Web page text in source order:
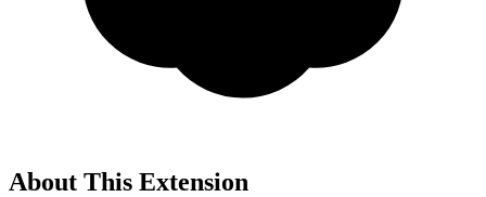
About This Extension